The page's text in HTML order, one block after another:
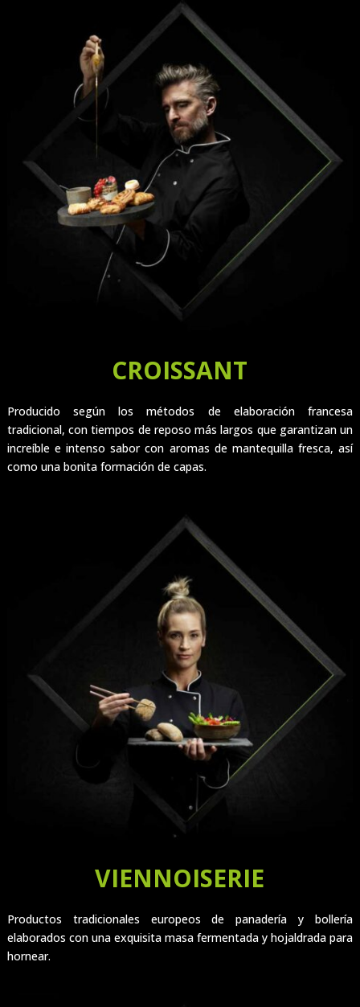
CROISSANT
Producido según los métodos de elaboración francesa
tradicional, con tiempos de reposo más largos que garantizan un
increíble e intenso sabor con aromas de mantequilla fresca, así
como una bonita formación de capas.
VIENNOISERIE
Productos tradicionales europeos de panadería y bollería
elaborados con una exquisita masa fermentada y hojaldrada para
hornear.